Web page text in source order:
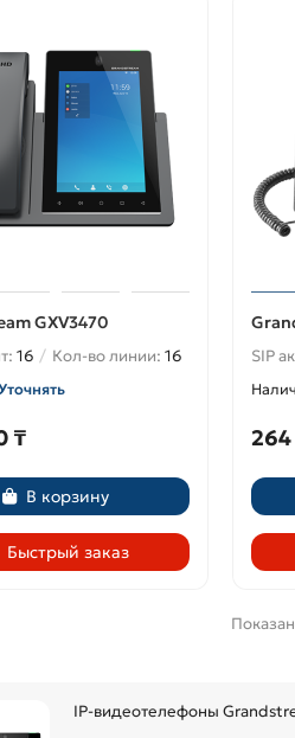
GXV3470
16 Кол-во линии: 16
₸
В корзину
Быстрый заказ
SIP
IP-видеотелефоны